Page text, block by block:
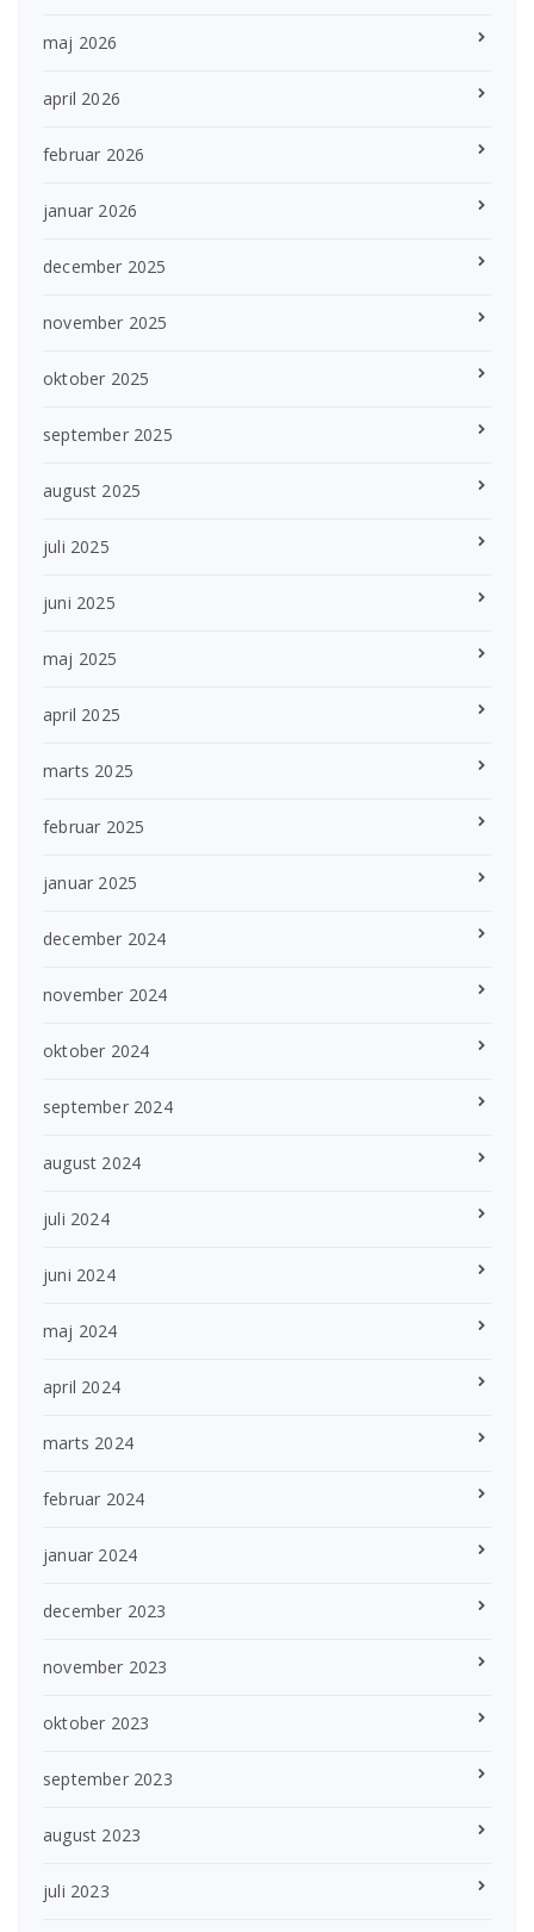
maj 2026
april 2026
februar 2026
januar 2026
december 2025
november 2025
oktober 2025
september 2025
august 2025
juli 2025
juni 2025
maj 2025
april 2025
marts 2025
februar 2025
januar 2025
december 2024
november 2024
oktober 2024
september 2024
august 2024
juli 2024
juni 2024
maj 2024
april 2024
marts 2024
februar 2024
januar 2024
december 2023
november 2023
oktober 2023
september 2023
august 2023
juli 2023